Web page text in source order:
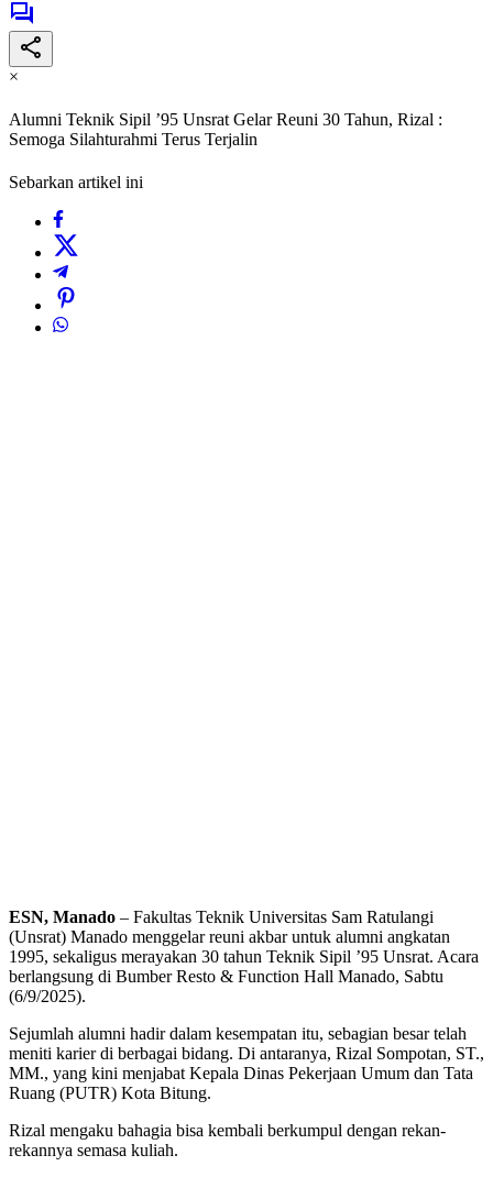
×
Alumni Teknik Sipil ’95 Unsrat Gelar Reuni 30 Tahun, Rizal :
Semoga Silahturahmi Terus Terjalin
Sebarkan artikel ini
ESN, Manado – Fakultas Teknik Universitas Sam Ratulangi
(Unsrat) Manado menggelar reuni akbar untuk alumni angkatan
1995, sekaligus merayakan 30 tahun Teknik Sipil ’95 Unsrat. Acara
berlangsung di Bumber Resto & Function Hall Manado, Sabtu
(6/9/2025).
Sejumlah alumni hadir dalam kesempatan itu, sebagian besar telah
meniti karier di berbagai bidang. Di antaranya, Rizal Sompotan, ST.,
MM., yang kini menjabat Kepala Dinas Pekerjaan Umum dan Tata
Ruang (PUTR) Kota Bitung.
Rizal mengaku bahagia bisa kembali berkumpul dengan rekan-
rekannya semasa kuliah.